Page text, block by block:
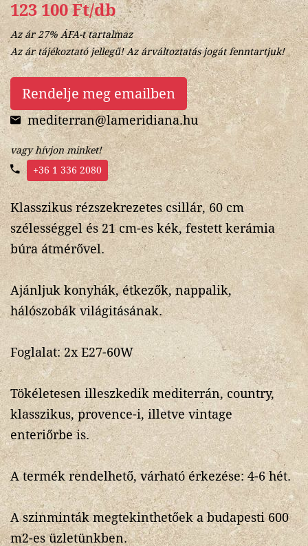
123 100 Ft/db
Az ár 27% ÁFA-t tartalmaz
Az ár tájékoztató jellegű! Az árváltoztatás jogát fenntartjuk!
Rendelje meg emailben
mediterran@lameridiana.hu
vagy hívjon minket!
+36 1 336 2080
Klasszikus rézszekrezetes csillár, 60 cm
szélességgel és 21 cm-es kék, festett kerámia
búra átmérővel.
Ajánljuk konyhák, étkezők, nappalik,
hálószobák világitásának.
Foglalat: 2x E27-60W
Tökéletesen illeszkedik mediterrán, country,
klasszikus, provence-i, illetve vintage
enteriőrbe is.
A termék rendelhető, várható érkezése: 4-6 hét.
A szinminták megtekinthetőek a budapesti 600
m2-es üzletünkben.